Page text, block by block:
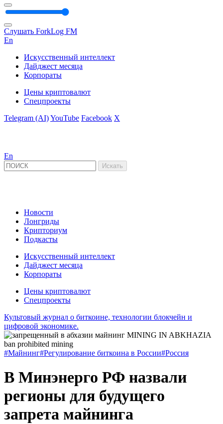
Слушать ForkLog FM
En
Искусственный интеллект
Дайджест месяца
Корпораты
Цены криптовалют
Спецпроекты
Telegram (AI)YouTube Facebook X
En
Новости
Лонгриды
Крипториум
Подкасты
Искусственный интеллект
Дайджест месяца
Корпораты
Цены криптовалют
Спецпроекты
Культовый журнал о биткоине, технологии блокчейн и
цифровой экономике.
#Майнинг#Регулирование биткоина в России#Россия
В Минэнерго РФ назвали
регионы для будущего
запрета майнинга